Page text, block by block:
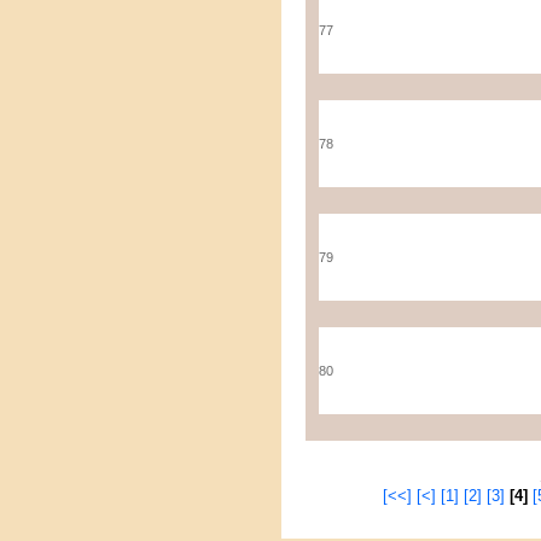
77
78
79
80
[<<] [<] [1] [2] [3] [4]